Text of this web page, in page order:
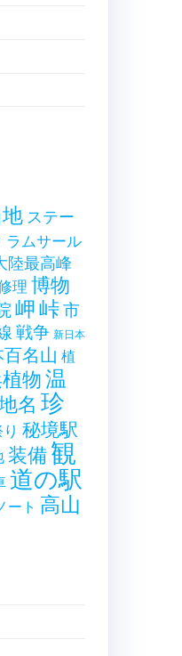
ステー
ラムサール
陸最高峰
理 博物
岬峠市
戦争 新日本
百名山 植
物温
名 珍
秘境駅
装備観
道の駅
ート 高山